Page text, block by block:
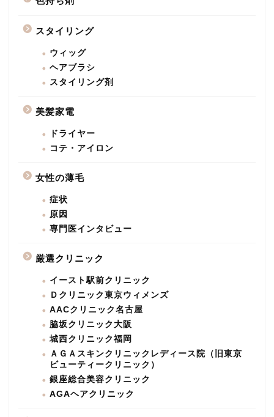
スタイリング
ウィッグ
ヘアブラシ
スタイリング剤
美髪家電
ドライヤー
コテ・アイロン
女性の薄毛
症状
原因
専門医インタビュー
厳選クリニック
イースト駅前クリニック
Ｄクリニック東京ウィメンズ
AACクリニック名古屋
脇坂クリニック大阪
城西クリニック福岡
ＡＧＡスキンクリニックレディース院（旧東京
ビューティークリニック）
銀座総合美容クリニック
AGAヘアクリニック